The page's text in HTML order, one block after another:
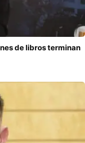
de libros terminan